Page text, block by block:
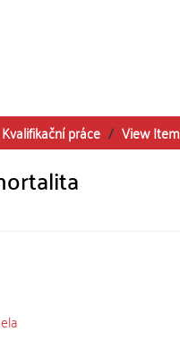
Kvalifikační práce View Item